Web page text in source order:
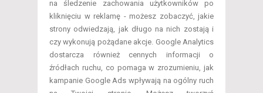
na śledzenie zachowania użytkowników po
kliknięciu w reklamę - możesz zobaczyć, jakie
strony odwiedzają, jak długo na nich zostają i
czy wykonują pożądane akcje. Google Analytics
dostarcza również cennych informacji o
źródłach ruchu, co pomaga w zrozumieniu, jak
kampanie Google Ads wpływają na ogólny ruch